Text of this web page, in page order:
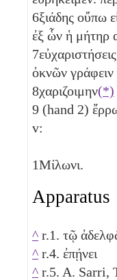
6ξιάδης οὔπω
ἐξ ὧν ἡ
7
ὀκνῶν
8χαριζοιμην(*)
9 (hand 2)
v:
1Μίλωνι.
Apparatus
^ r.1. τῷ
^ r.4. ἐπῄνει
^ r.5. A. Sarri,